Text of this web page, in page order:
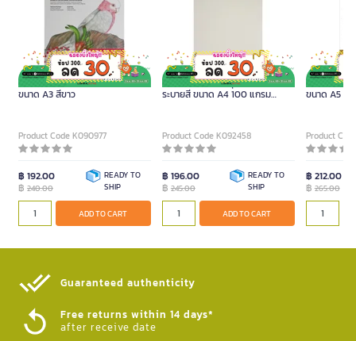
MONT MARTE กระดาษวาดเขียน
ขนาด A3 สีขาว
Product Code K090977
฿ 192.00
฿ 240.00
READY TO
SHIP
ADD TO CART
MONT MARTE สมุดวาดเขียนและ
ระบายสี ขนาด A4 100 แกรม
Product Code K092458
฿ 196.00
฿ 245.00
READY TO
SHIP
ADD TO CART
MONT
ขนาด A5
Product
฿ 212.00
฿265.00
Guaranteed authenticity​
Free returns within 14 days*
after receive date